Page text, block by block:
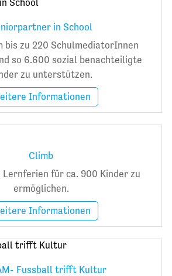
in School
bis zu 220 SchulmediatorInnen
so 6.600 sozial benachteiligte
zu unterstützen.
Informationen
Climb
Lernferien für ca. 900 Kinder zu
ermöglichen.
Informationen
Fussball trifft Kultur